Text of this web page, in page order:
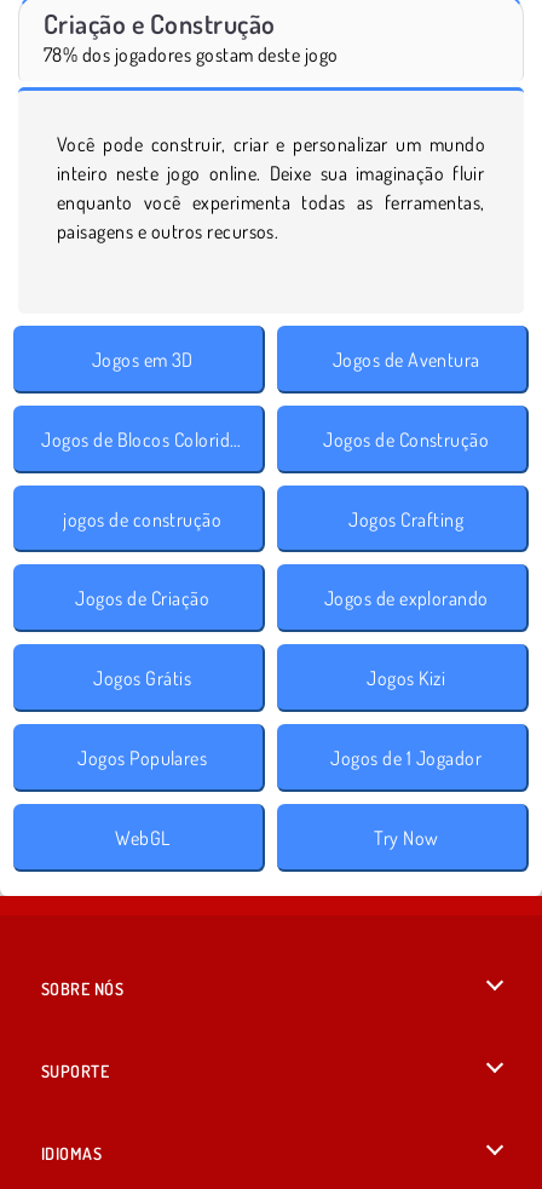
Criação e Construção
78% dos jogadores gostam deste jogo
Você pode construir, criar e personalizar um mundo
inteiro neste jogo online. Deixe sua imaginação fluir
enquanto você experimenta todas as ferramentas,
paisagens e outros recursos.
Jogos em 3D Jogos de Aventura
Jogos de Blocos Coloridos Jogos de Construção
jogos de construção Jogos Crafting
Jogos de Criação Jogos de explorando
Jogos Grátis Jogos Kizi
Jogos Populares Jogos de 1 Jogador
WebGL Try Now
SOBRE NÓS
SUPORTE
IDIOMAS